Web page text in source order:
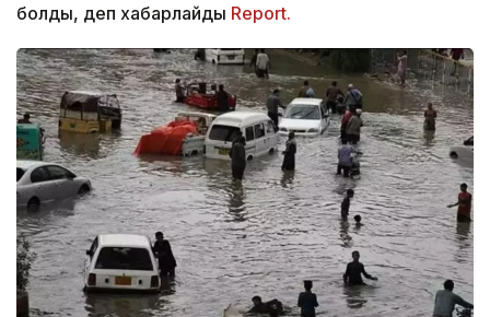
болды, деп хабарлайды Report.